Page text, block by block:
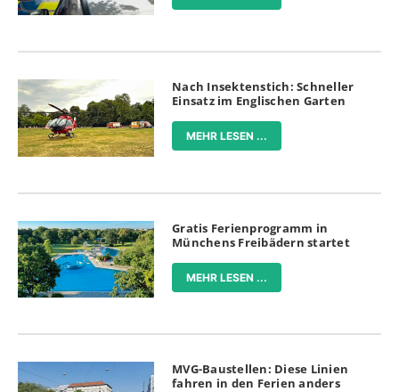
Nach Insektenstich: Schneller
Einsatz im Englischen Garten
MEHR LESEN ...
Gratis Ferienprogramm in
Münchens Freibädern startet
MEHR LESEN ...
MVG-Baustellen: Diese Linien
fahren in den Ferien anders